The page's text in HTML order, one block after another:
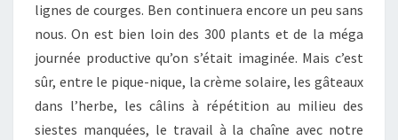
lignes de courges. Ben continuera encore un peu sans
nous. On est bien loin des 300 plants et de la méga
journée productive qu’on s’était imaginée. Mais c’est
sûr, entre le pique-nique, la crème solaire, les gâteaux
dans l’herbe, les câlins à répétition au milieu des
siestes manquées, le travail à la chaîne avec notre